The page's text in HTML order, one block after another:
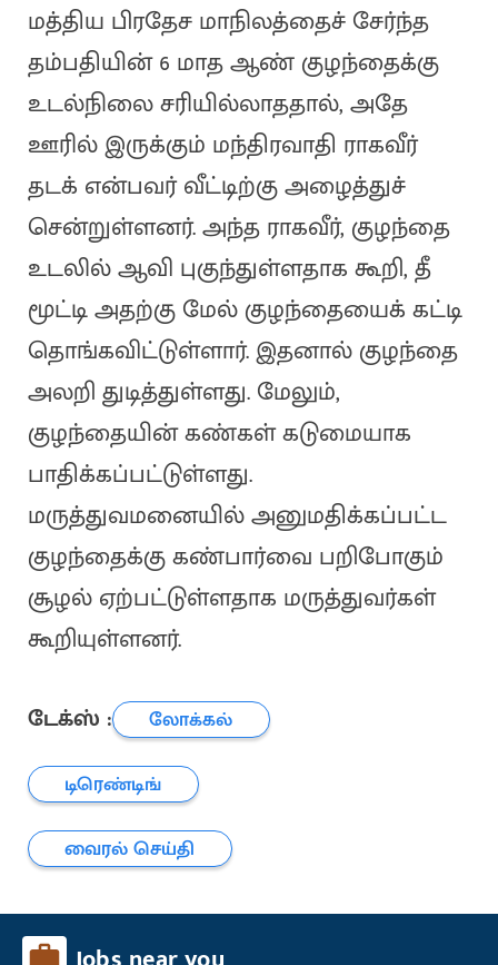
மத்திய பிரதேச மாநிலத்தைச் சேர்ந்த
தம்பதியின் 6 மாத ஆண் குழந்தைக்கு
உடல்நிலை சரியில்லாததால், அதே
ஊரில் இருக்கும் மந்திரவாதி ராகவீர்
தடக் என்பவர் வீட்டிற்கு அழைத்துச்
சென்றுள்ளனர். அந்த ராகவீர், குழந்தை
உடலில் ஆவி புகுந்துள்ளதாக கூறி, தீ
மூட்டி அதற்கு மேல் குழந்தையைக் கட்டி
தொங்கவிட்டுள்ளார். இதனால் குழந்தை
அலறி துடித்துள்ளது. மேலும்,
குழந்தையின் கண்கள் கடுமையாக
பாதிக்கப்பட்டுள்ளது.
மருத்துவமனையில் அனுமதிக்கப்பட்ட
குழந்தைக்கு கண்பார்வை பறிபோகும்
சூழல் ஏற்பட்டுள்ளதாக மருத்துவர்கள்
கூறியுள்ளனர்.
டேக்ஸ் :
லோக்கல்
டிரெண்டிங்
வைரல் செய்தி